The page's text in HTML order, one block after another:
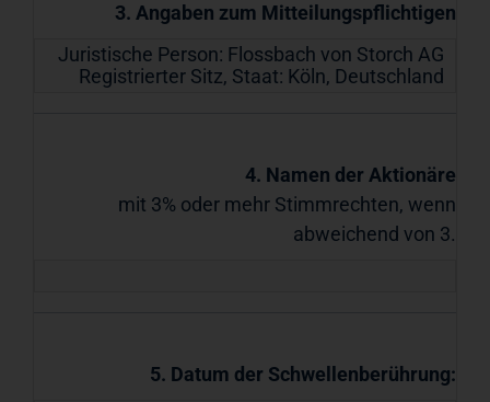
3. Angaben zum Mitteilungspflichtigen
Juristische Person: Flossbach von Storch AG
Registrierter Sitz, Staat: Köln, Deutschland
4. Namen der Aktionäre
mit 3% oder mehr Stimmrechten, wenn
abweichend von 3.
5. Datum der Schwellenberührung: